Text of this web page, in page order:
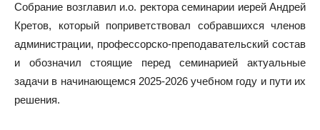
Собрание возглавил и.о. ректора семинарии иерей Андрей
Кретов, который поприветствовал собравшихся членов
администрации, профессорско-преподавательский состав
и обозначил стоящие перед семинарией актуальные
задачи в начинающемся 2025-2026 учебном году и пути их
решения.